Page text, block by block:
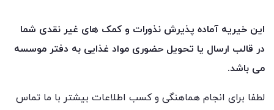
این خیریه آماده پذیرش نذورات و کمک های غیر نقدی شما
در قالب ارسال یا تحویل حضوری مواد غذایی به دفتر موسسه
می باشد.
لطفا برای انجام هماهنگی و کسب اطلاعات بیشتر با ما تماس